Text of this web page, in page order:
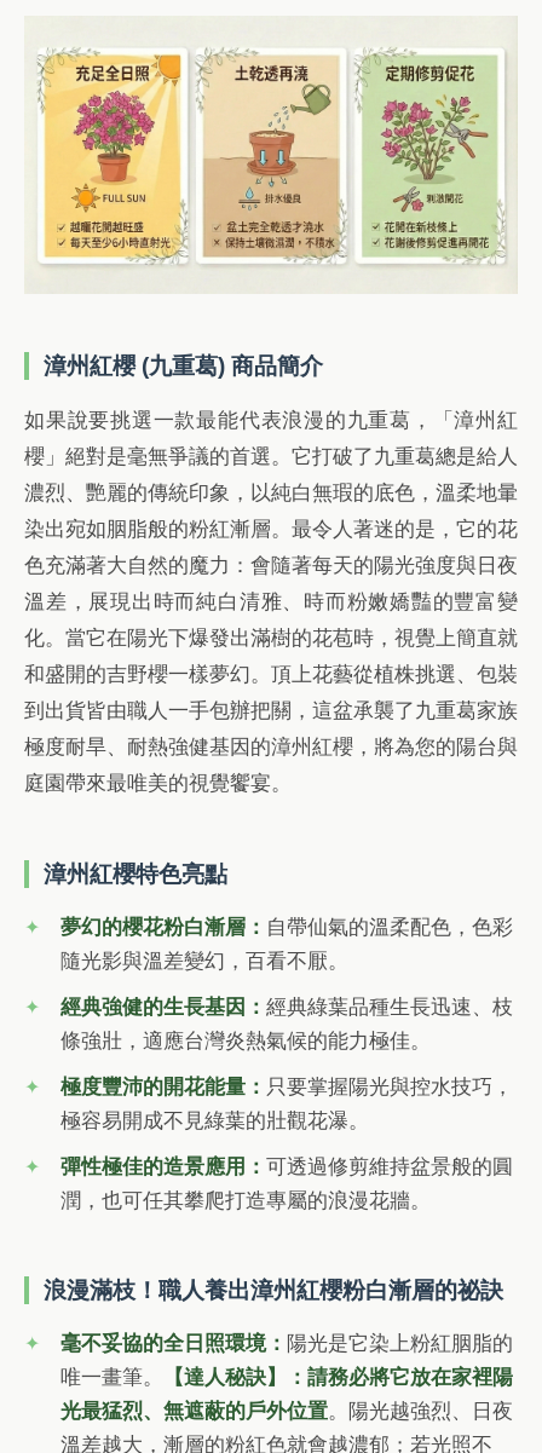
漳州紅櫻 (九重葛) 商品簡介
如果說要挑選一款最能代表浪漫的九重葛，「漳州紅
櫻」絕對是毫無爭議的首選。它打破了九重葛總是給人
濃烈、艷麗的傳統印象，以純白無瑕的底色，溫柔地暈
染出宛如胭脂般的粉紅漸層。最令人著迷的是，它的花
色充滿著大自然的魔力：會隨著每天的陽光強度與日夜
溫差，展現出時而純白清雅、時而粉嫩嬌豔的豐富變
化。當它在陽光下爆發出滿樹的花苞時，視覺上簡直就
和盛開的吉野櫻一樣夢幻。頂上花藝從植株挑選、包裝
到出貨皆由職人一手包辦把關，這盆承襲了九重葛家族
極度耐旱、耐熱強健基因的漳州紅櫻，將為您的陽台與
庭園帶來最唯美的視覺饗宴。
漳州紅櫻特色亮點
夢幻的櫻花粉白漸層： 自帶仙氣的溫柔配色，色彩
隨光影與溫差變幻，百看不厭。
經典強健的生長基因：經典綠葉品種生長迅速、枝
條強壯，適應台灣炎熱氣候的能力極佳。
極度豐沛的開花能量： 只要掌握陽光與控水技巧，
極容易開成不見綠葉的壯觀花瀑。
彈性極佳的造景應用：可透過修剪維持盆景般的圓
潤，也可任其攀爬打造專屬的浪漫花牆。
浪漫滿枝！職人養出漳州紅櫻粉白漸層的祕訣
毫不妥協的全日照環境： 陽光是它染上粉紅胭脂的
唯一畫筆。
【達人秘訣】：請務必將它放在家裡陽
光最猛烈、無遮蔽的戶外位置。陽光越強烈、日夜
溫差越大，漸層的粉紅色就會越濃郁；若光照不